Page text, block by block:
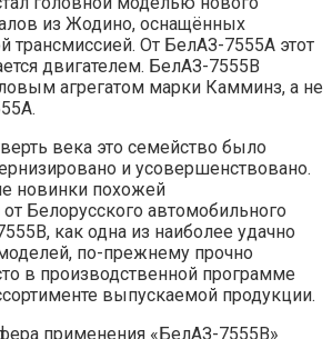
из Жодино, оснащённых
трансмиссией. От БелАЗ-7555А этот
двигателем. БелАЗ-7555В
агрегатом марки Камминз, а не
века это семейство было
и усовершенствовано.
новинки похожей
Белорусского автомобильного
как одна из наиболее удачно
по-прежнему прочно
в производственной программе
выпускаемой продукции.